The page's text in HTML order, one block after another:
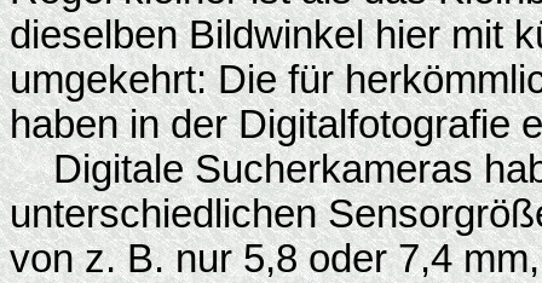
dieselben Bildwinkel hier mit
umgekehrt: Die für
haben in der Digitalfotografie
Digitale Sucherkameras
unterschiedlichen
von z. B. nur 5,8 oder 7,4